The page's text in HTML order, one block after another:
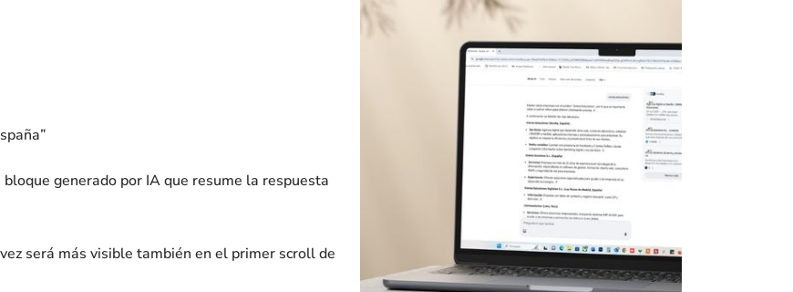
generado por IA que resume la respuesta
será más visible también en el primer scroll de